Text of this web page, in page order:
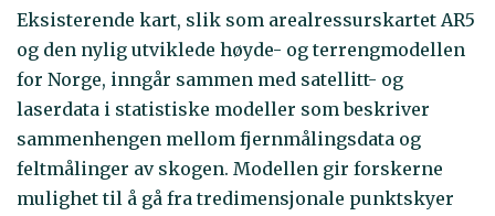
Eksisterende kart, slik som arealressurskartet AR5
og den nylig utviklede høyde- og terrengmodellen
for Norge, inngår sammen med satellitt- og
laserdata i statistiske modeller som beskriver
sammenhengen mellom fjernmålingsdata og
feltmålinger av skogen. Modellen gir forskerne
mulighet til å gå fra tredimensjonale punktskyer